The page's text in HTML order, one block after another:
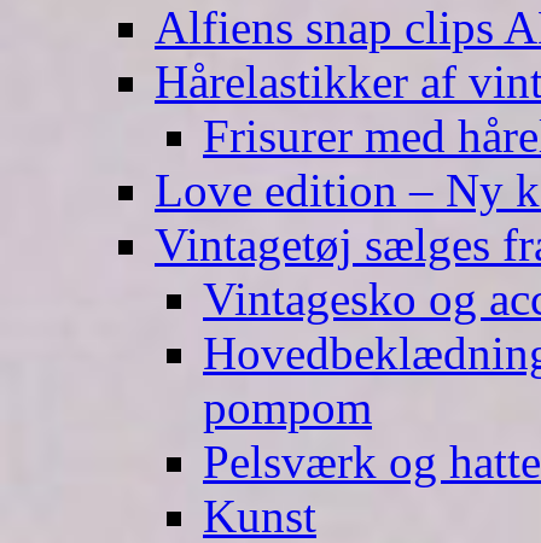
Alfiens snap clips
Hårelastikker af
Frisurer med
Love edition – Ny
Vintagetøj sælges
Vintagesko og
pompom
Pelsværk og
Kunst